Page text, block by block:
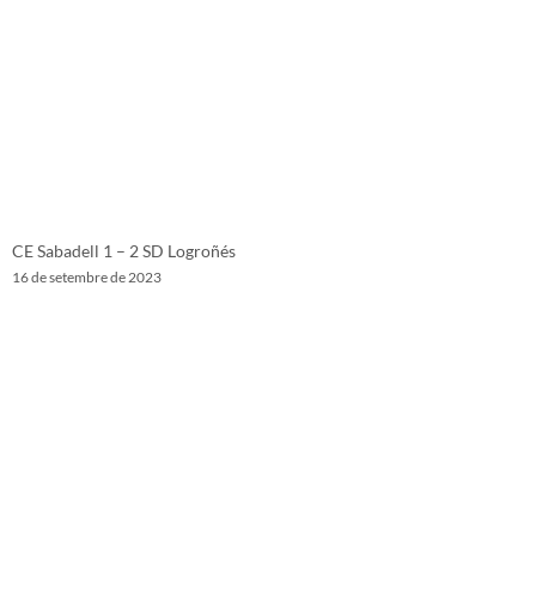
CE Sabadell 1 – 2 SD Logroñés
16 de setembre de 2023